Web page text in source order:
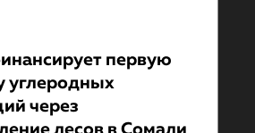
первую
углеродных
через
лесов в Сомали